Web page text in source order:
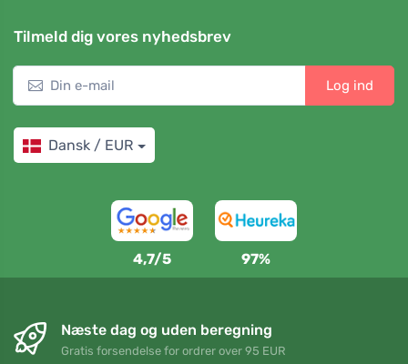
Tilmeld dig vores nyhedsbrev
Log ind
Dansk / EUR
4,7/5 97%
Næste dag og uden beregning
Gratis forsendelse for ordrer over 95 EUR